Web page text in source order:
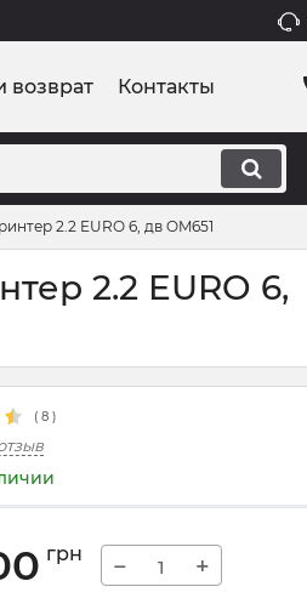
возврат Контакты
2.2 EURO 6, дв OM651
2.2 EURO 6,
( 8 )
грн − +